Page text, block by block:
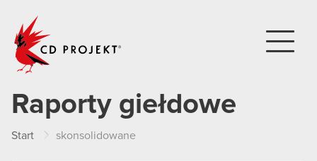
Raporty giełdowe
Start skonsolidowane